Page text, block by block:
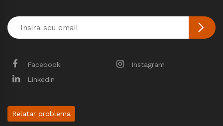
Facebook
Instagram
Linkedin
Relatar problema